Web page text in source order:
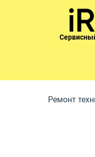
Ремонт